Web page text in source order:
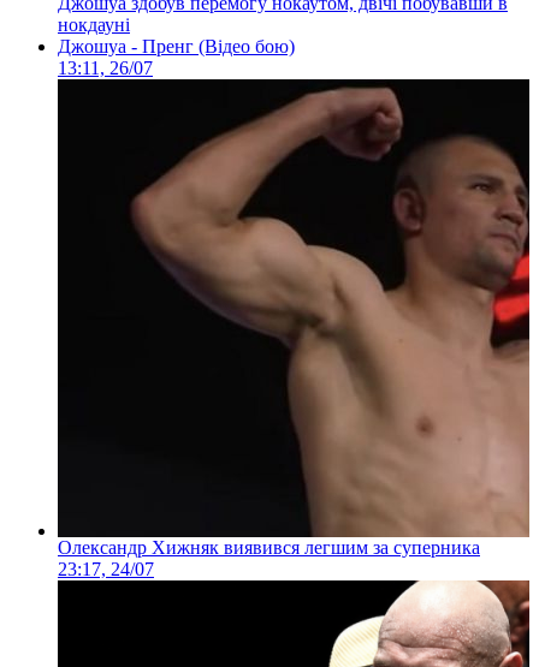
нокдауні
Джошуа - Пренг (Відео бою)
13:11, 26/07
Олександр Хижняк виявився легшим за суперника
23:17, 24/07